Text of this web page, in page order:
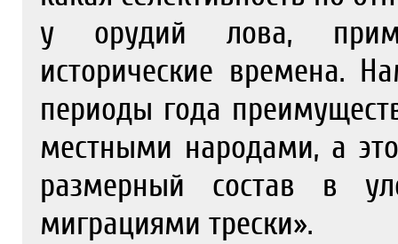
у орудий лова,
исторические времена.
периоды года
местными народами, а
размерный состав в
миграциями трески».